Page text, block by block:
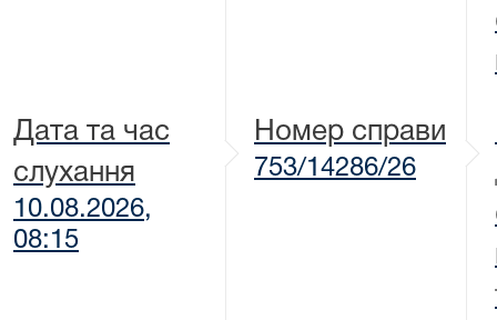
Дата та час
слухання
10.08.2026,
08:15
Номер справи
753/14286/26